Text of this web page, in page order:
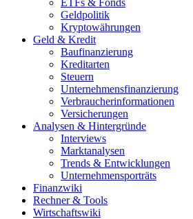
ETFs & Fonds
Geldpolitik
Kryptowährungen
Geld & Kredit
Baufinanzierung
Kreditarten
Steuern
Unternehmensfinanzierung
Verbraucherinformationen
Versicherungen
Analysen & Hintergründe
Interviews
Marktanalysen
Trends & Entwicklungen
Unternehmensporträts
Finanzwiki
Rechner & Tools
Wirtschaftswiki